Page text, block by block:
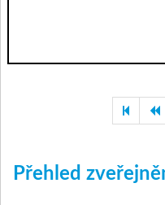
Přehled